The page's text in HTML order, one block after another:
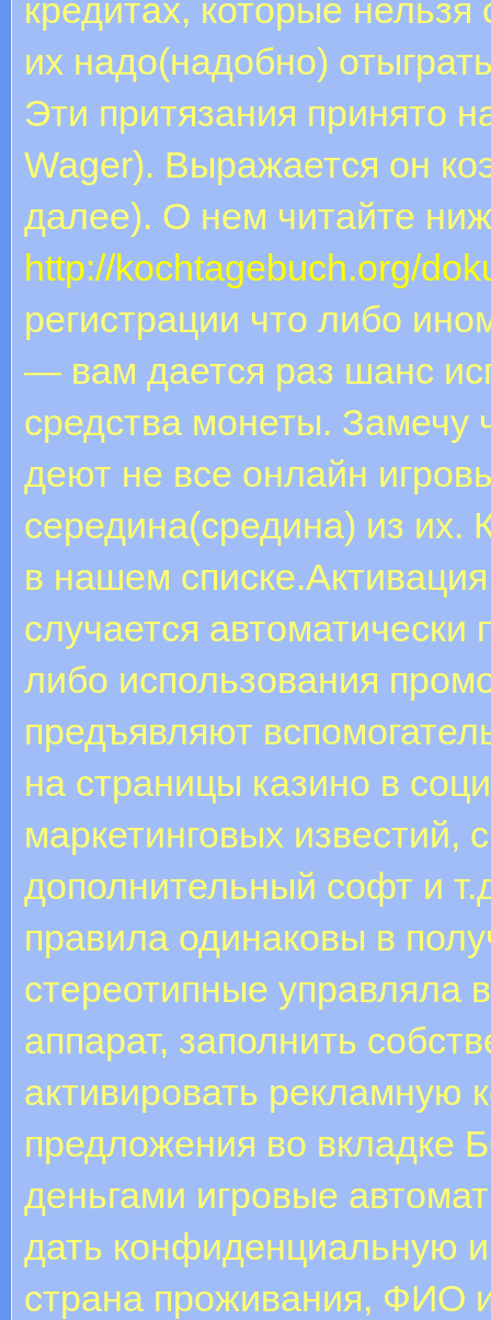
кредитах, которые
их надо(надобно)
Эти притязания принято
Wager). Выражается он
далее). О нем читайте
http://kochtagebuch.org/
регистрации что либо
— вам дается раз шанс
средства монеты. Замечу
деют не все онлайн
середина(средина) из их.
в нашем
случается
либо использования
предъявляют
на страницы казино в
маркетинговых известий,
дополнительный софт и
правила одинаковы в
стереотипные управляла
аппарат, заполнить
активировать рекламную
предложения во
деньгами игровые
дать конфиденциальную
страна проживания, ФИО